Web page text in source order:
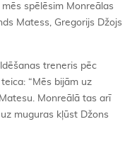
spēlēsim Monreālas
Matess, Gregorijs Džojs
treneris pēc
“Mēs bijām uz
Monreālā tas arī
muguras kļūst Džons